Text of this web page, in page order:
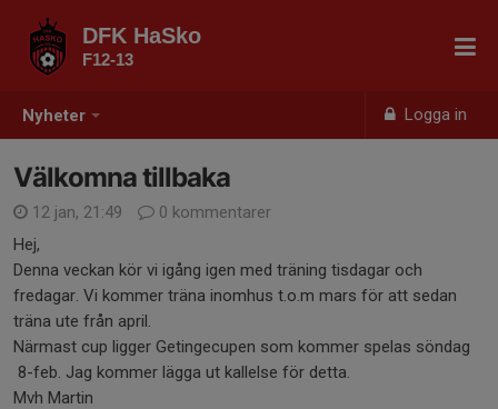
Nyheter Logga in
DFK HaSko
F12-13
Välkomna tillbaka
12 jan, 21:49
0 kommentarer
Hej,
Denna veckan kör vi igång igen med träning tisdagar och
fredagar. Vi kommer träna inomhus t.o.m mars för att sedan
träna ute från april.
Närmast cup ligger Getingecupen som kommer spelas söndag
8-feb. Jag kommer lägga ut kallelse för detta.
Mvh Martin